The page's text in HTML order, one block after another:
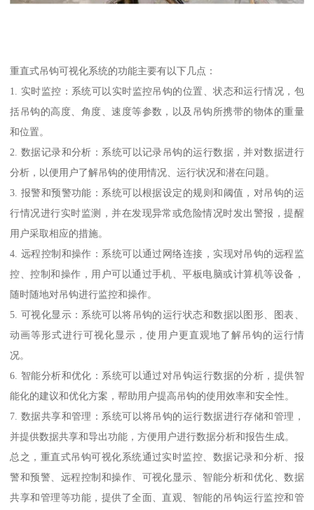
重直式吊钩可视化系统的功能主要有以下几点：
1. 实时监控：系统可以实时监控吊钩的位置、状态和运行情况，包
括吊钩的高度、角度、速度等参数，以及吊钩所携带的物体的重量
和位置。
2. 数据记录和分析：系统可以记录吊钩的运行数据，并对数据进行
分析，以便用户了解吊钩的使用情况、运行状况和潜在问题。
3. 报警和预警功能：系统可以根据设定的规则和阈值，对吊钩的运
行情况进行实时监测，并在发现异常或危险情况时发出警报，提醒
用户采取相应的措施。
4. 远程控制和操作：系统可以通过网络连接，实现对吊钩的远程监
控、控制和操作，用户可以通过手机、平板电脑或计算机等设备，
随时随地对吊钩进行监控和操作。
5. 可视化显示：系统可以将吊钩的运行状态和数据以图形、图表、
动画等形式进行可视化显示，使用户更直观地了解吊钩的运行情
况。
6. 智能分析和优化：系统可以通过对吊钩运行数据的分析，提供智
能化的建议和优化方案，帮助用户提高吊钩的使用效率和安全性。
7. 数据共享和管理：系统可以将吊钩的运行数据进行存储和管理，
并提供数据共享和导出功能，方便用户进行数据分析和报告生成。
总之，重直式吊钩可视化系统通过实时监控、数据记录和分析、报
警和预警、远程控制和操作、可视化显示、智能分析和优化、数据
共享和管理等功能，提供了全面、直观、智能的吊钩运行监控和管